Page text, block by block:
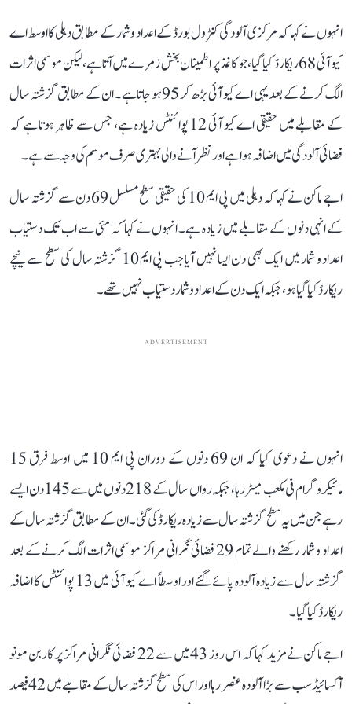
انہوں نے کہا کہ مرکزی آلودگی کنٹرول بورڈ کے اعداد و شمار کے مطابق دہلی کا اوسط اے
کیو آئی 68 ریکارڈ کیا گیا، جو کاغذ پر اطمینان بخش زمرے میں آتا ہے، لیکن موسمی اثرات
الگ کرنے کے بعد یہی اے کیو آئی بڑھ کر 95 ہو جاتا ہے۔ ان کے مطابق گزشتہ سال
کے مقابلے میں حقیقی اے کیو آئی 12 پوائنٹس زیادہ ہے، جس سے ظاہر ہوتا ہے کہ
فضائی آلودگی میں اضافہ ہوا ہے اور نظر آنے والی بہتری صرف موسم کی وجہ سے ہے۔
اجے ماکن نے کہا کہ دہلی میں پی ایم 10 کی حقیقی سطح مسلسل 69 دن سے گزشتہ سال
کے انہی دنوں کے مقابلے میں زیادہ ہے۔ انہوں نے کہا کہ مئی سے اب تک دستیاب
اعداد و شمار میں ایک بھی دن ایسا نہیں آیا جب پی ایم 10 گزشتہ سال کی سطح سے نیچے
ریکارڈ کیا گیا ہو، جبکہ ایک دن کے اعداد و شمار دستیاب نہیں تھے۔
ADVERTISEMENT
انہوں نے دعویٰ کیا کہ ان 69 دنوں کے دوران پی ایم 10 میں اوسط فرق 15
مائیکروگرام فی مکعب میٹر رہا، جبکہ رواں سال کے 218 دنوں میں سے 145 دن ایسے
رہے جن میں یہ سطح گزشتہ سال سے زیادہ ریکارڈ کی گئی۔ ان کے مطابق گزشتہ سال کے
اعداد و شمار رکھنے والے تمام 29 فضائی نگرانی مراکز موسمی اثرات الگ کرنے کے بعد
گزشتہ سال سے زیادہ آلودہ پائے گئے اور اوسطاً اے کیو آئی میں 13 پوائنٹس کا اضافہ
ریکارڈ کیا گیا۔
اجے ماکن نے مزید کہا کہ اس روز 43 میں سے 22 فضائی نگرانی مراکز پر کاربن مونو
آکسائیڈ سب سے بڑا آلودہ عنصر رہا اور اس کی سطح گزشتہ سال کے مقابلے میں 42 فیصد